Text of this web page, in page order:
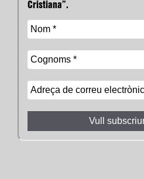
Cristiana”.